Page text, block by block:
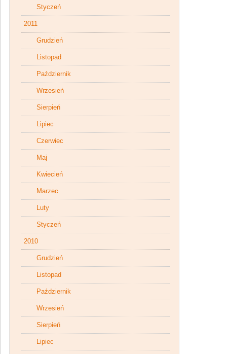
Styczeń
2011
Grudzień
Listopad
Październik
Wrzesień
Sierpień
Lipiec
Czerwiec
Maj
Kwiecień
Marzec
Luty
Styczeń
2010
Grudzień
Listopad
Październik
Wrzesień
Sierpień
Lipiec